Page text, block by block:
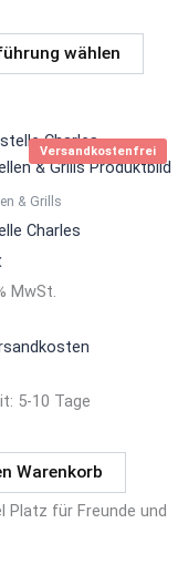
wählen
Versandkostenfrei
& Grills
Charles
MwSt.
5-10 Tage
Warenkorb
Platz für Freunde und